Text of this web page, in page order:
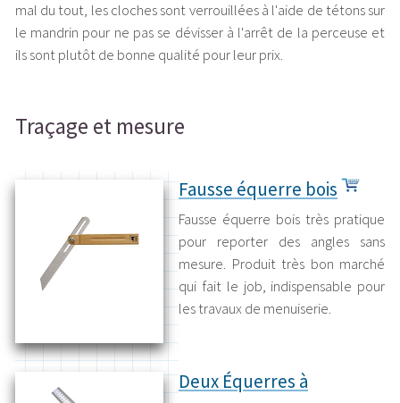
mal du tout, les cloches sont verrouillées à l'aide de tétons sur
le mandrin pour ne pas se dévisser à l'arrêt de la perceuse et
ils sont plutôt de bonne qualité pour leur prix.
Traçage et mesure
Fausse équerre bois
Fausse équerre bois très pratique
pour reporter des angles sans
mesure. Produit très bon marché
qui fait le job, indispensable pour
les travaux de menuiserie.
Deux Équerres à